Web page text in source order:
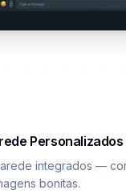
Personalizados
integrados —
bonitas.